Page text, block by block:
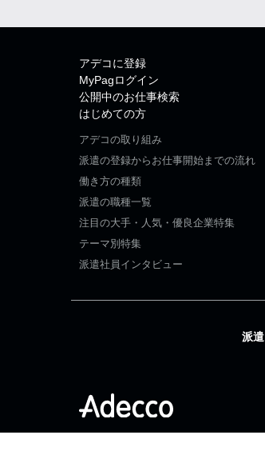
アデコに登録
MyPagログイン
公開中のお仕事検索
はじめての方
アデコの取り組み
派遣の登録からお仕事開始までの流れ
働き方の種類
派遣の職種一覧
注目の大手・人気・優良企業特集
テーマ別特集
派遣社員インタビュー
派遣